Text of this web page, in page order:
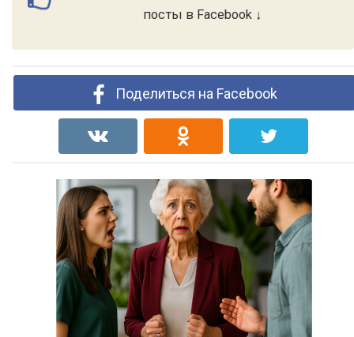
посты в Facebook ↓
Поделиться на Facebook